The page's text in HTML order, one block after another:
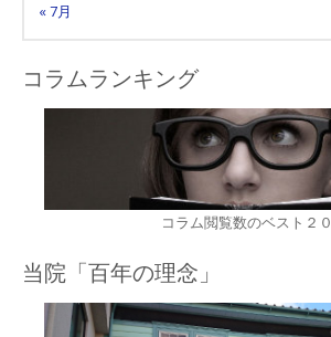
« 7月
コラムランキング
コラム閲覧数のベスト２０
当院「百年の理念」